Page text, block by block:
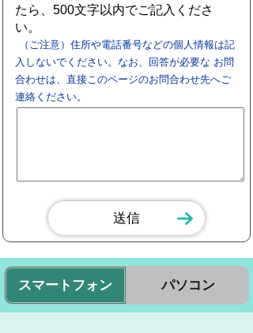
たら、500文字以内でご記入くださ
い。
（ご注意）住所や電話番号などの個人情報は記
入しないでください。なお、回答が必要な お問
合わせは、直接このページのお問合わせ先へご
連絡ください。
スマートフォン パソコン